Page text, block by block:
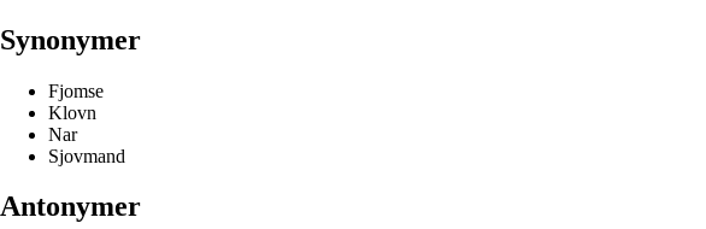
Synonymer
Fjomse
Klovn
Nar
Sjovmand
Antonymer